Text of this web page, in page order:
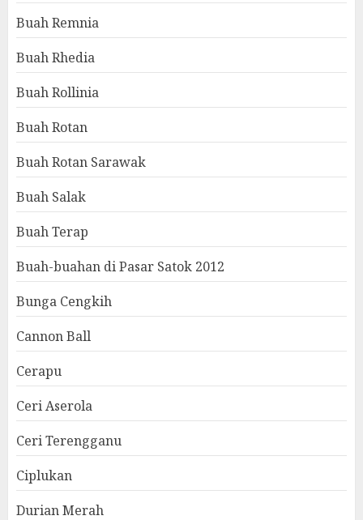
Buah Remnia
Buah Rhedia
Buah Rollinia
Buah Rotan
Buah Rotan Sarawak
Buah Salak
Buah Terap
Buah-buahan di Pasar Satok 2012
Bunga Cengkih
Cannon Ball
Cerapu
Ceri Aserola
Ceri Terengganu
Ciplukan
Durian Merah